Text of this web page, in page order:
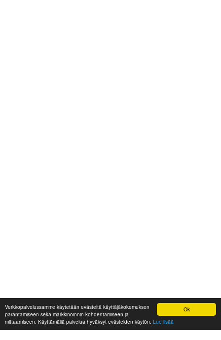
Ok
Verkkopalvelussamme käytetään evästeitä käyttäjäkokemuksen
parantamiseen sekä markkinoinnin kohdentamiseen ja
mittaamiseen. Käyttämällä palvelua hyväksyt evästeiden käytön. Lue lisää